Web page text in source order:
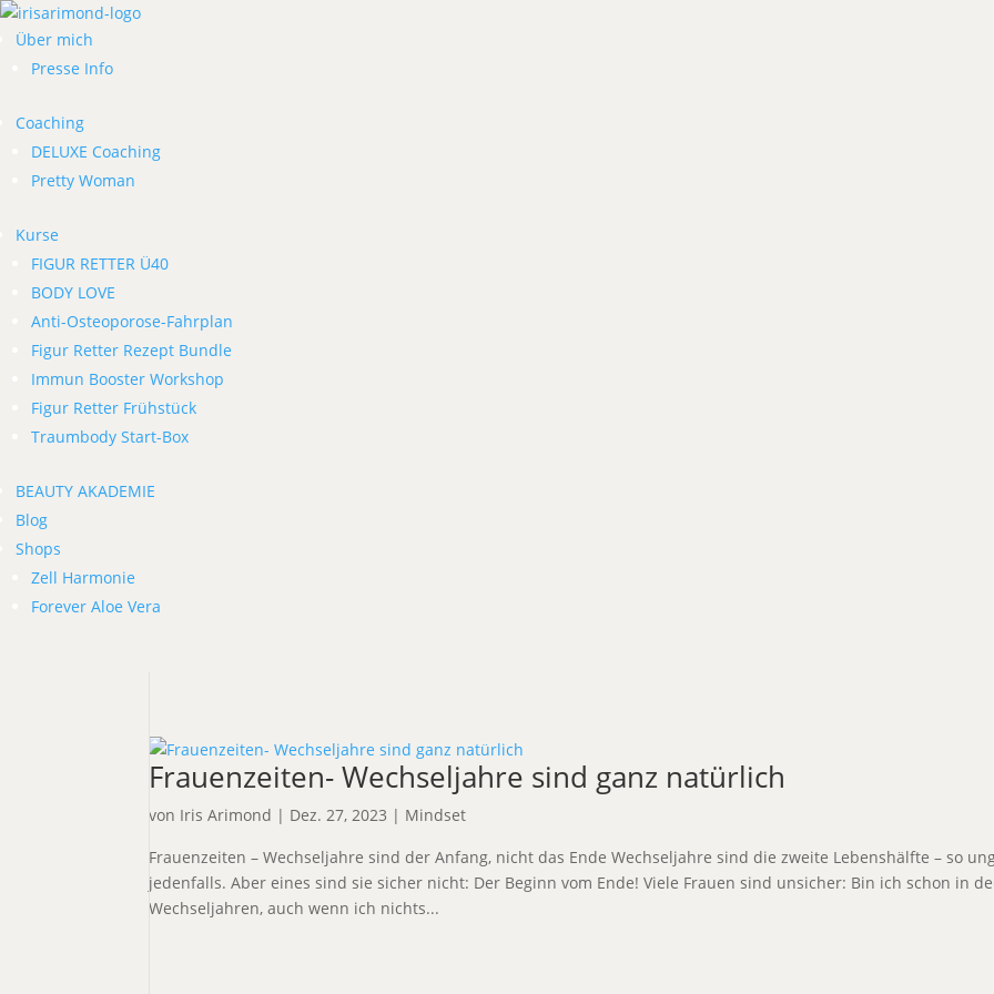
Über mich
Presse Info
Coaching
DELUXE Coaching
Pretty Woman
Kurse
FIGUR RETTER Ü40
BODY LOVE
Anti-Osteoporose-Fahrplan
Figur Retter Rezept Bundle
Immun Booster Workshop
Figur Retter Frühstück
Traumbody Start-Box
BEAUTY AKADEMIE
Blog
Shops
Zell Harmonie
Forever Aloe Vera
Frauenzeiten- Wechseljahre sind ganz natürlich
von Iris Arimond | Dez. 27, 2023 | Mindset
Frauenzeiten – Wechseljahre sind der Anfang, nicht das Ende Wechseljahre sind die zweite Lebenshälfte – so
jedenfalls. Aber eines sind sie sicher nicht: Der Beginn vom Ende! Viele Frauen sind unsicher: Bin ich schon in
Wechseljahren, auch wenn ich nichts...